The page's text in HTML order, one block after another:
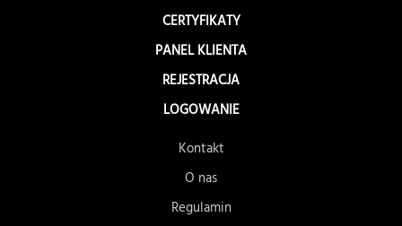
CERTYFIKATY
PANEL KLIENTA
REJESTRACJA
LOGOWANIE
Kontakt
O nas
Regulamin